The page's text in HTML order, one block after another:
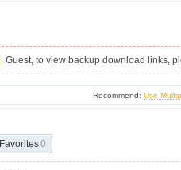
Guest, to view backup download links,
Recommend:Use
Favorites0